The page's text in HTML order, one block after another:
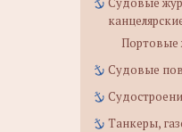
Портовые
Судовые
Танкеры,